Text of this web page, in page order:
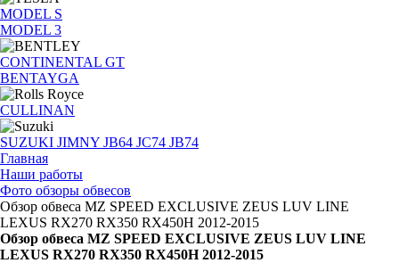
MODEL S
MODEL 3
CONTINENTAL GT
BENTAYGA
CULLINAN
SUZUKI JIMNY JB64 JC74 JB74
Главная
Наши работы
Фото обзоры обвесов
Обзор обвеса MZ SPEED EXCLUSIVE ZEUS LUV LINE
LEXUS RX270 RX350 RX450H 2012-2015
Обзор обвеса MZ SPEED EXCLUSIVE ZEUS LUV LINE
LEXUS RX270 RX350 RX450H 2012-2015